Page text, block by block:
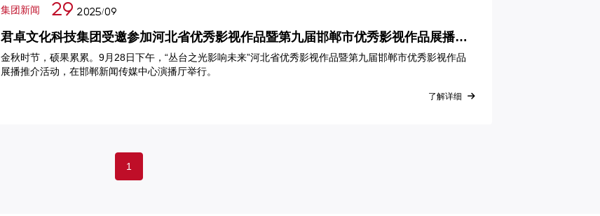
集团新闻 29 2025/09
君卓文化科技集团受邀参加河北省优秀影视作品暨第九届邯郸市优秀影视作品展播推
介活动
金秋时节，硕果累累。9月28日下午，“丛台之光影响未来”河北省优秀影视作品暨第九届邯郸市优秀影视作品
展播推介活动，在邯郸新闻传媒中心演播厅举行。
了解详细
1